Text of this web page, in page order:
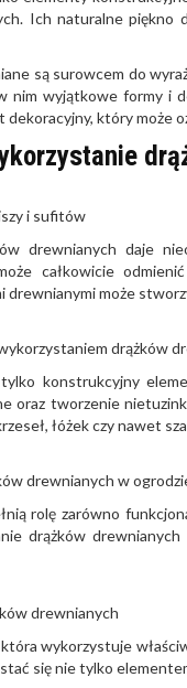
Ich naturalne piękno
są surowcem do
nim wyjątkowe formy
który może
i sufitów
drewnianych daje
całkowicie
drewnianymi może
drążków
konstrukcyjny
oraz tworzenie
łóżek czy nawet
drewnianych w
rolę zarówno
drążków
drewnianych
wykorzystuje
się nie tylko